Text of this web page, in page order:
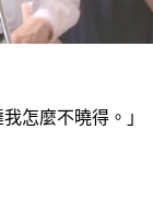
怎麼不曉得。」